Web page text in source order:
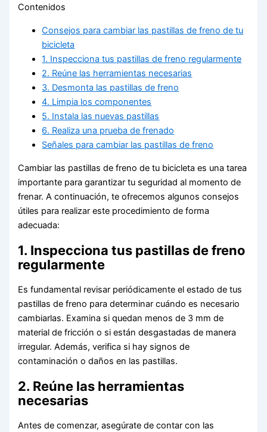
Contenidos
Consejos para cambiar las pastillas de freno de tu
bicicleta
1. Inspecciona tus pastillas de freno regularmente
2. Reúne las herramientas necesarias
3. Desmonta las pastillas de freno
4. Limpia los componentes
5. Instala las nuevas pastillas
6. Realiza una prueba de frenado
Señales para cambiar las pastillas de freno
Cambiar las pastillas de freno de tu bicicleta es una tarea
importante para garantizar tu seguridad al momento de
frenar. A continuación, te ofrecemos algunos consejos
útiles para realizar este procedimiento de forma
adecuada:
1. Inspecciona tus pastillas de freno
regularmente
Es fundamental revisar periódicamente el estado de tus
pastillas de freno para determinar cuándo es necesario
cambiarlas. Examina si quedan menos de 3 mm de
material de fricción o si están desgastadas de manera
irregular. Además, verifica si hay signos de
contaminación o daños en las pastillas.
2. Reúne las herramientas
necesarias
Antes de comenzar, asegúrate de contar con las